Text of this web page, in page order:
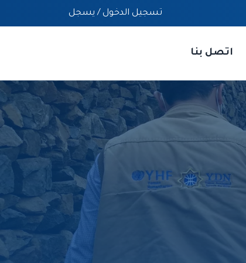
تسجيل الدخول / يسجل
اتصل بنا